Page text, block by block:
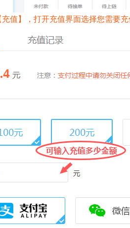
值】，打开充值界面选择您需要